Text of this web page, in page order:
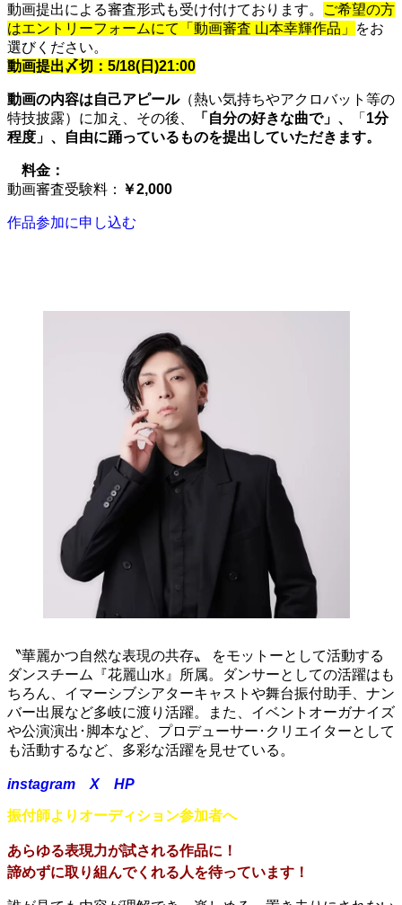
動画提出による審査形式も受け付けております。
ご希望の方
はエントリーフォームにて「動画審査 山本幸輝作品」
をお
選びください。
動画提出〆切：5/18(日)21:00
動画の内容は自己アピール（熱い気持ちやアクロバット等の
特技披露）に加え、その後、
「自分の好きな曲で」、 「 1分
程度」、自由に踊っているものを提出していただきます。
料金：
動画審査受験料： ￥2,000
作品参加に申し込む
〝華麗かつ自然な表現の共存〟 をモットーとして活動する
ダンスチーム『花麗山水』所属。ダンサーとしての活躍はも
ちろん、イマーシブシアターキャストや舞台振付助手、ナン
バー出展など多岐に渡り活躍。また、イベントオーガナイズ
や公演演出･脚本など、プロデューサー･クリエイターとして
も活動するなど、多彩な活躍を見せている。
instagram X HP
振付師よりオーディション参加者へ
あらゆる表現力が試される作品に！
諦めずに取り組んでくれる人を待っています！